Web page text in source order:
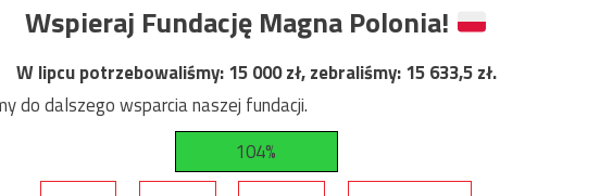
Wspieraj Fundację Magna Polonia!
W lipcu potrzebowaliśmy:15 000zł, zebraliśmy:15 633,5zł.
do dalszego wsparcia naszej fundacji.
104%